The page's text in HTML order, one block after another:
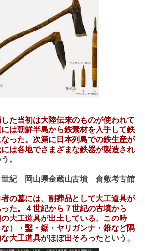
た当初は大陸伝来のものが使われて
は朝鮮半島から鉄素材を入手して鉄
った。次第に日本列島での鉄生産が
は各地でさまざまな鉄器が製造され
。
紀 岡山県金蔵山古墳 倉敷考古館
の墓には、副葬品として大工道具が
た。４世紀から７世紀の古墳から
大工道具が出土している。この時
）・鑿・鋸・ヤリガンナ・錐など隅
大工道具がほぼ出そろったという。